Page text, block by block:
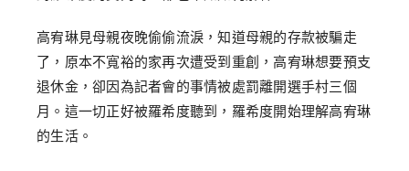
高宥琳見母親夜晚偷偷流淚，知道母親的存款被騙走
了，原本不寬裕的家再次遭受到重創，高宥琳想要預支
退休金，卻因為記者會的事情被處罰離開選手村三個
月。這一切正好被羅希度聽到，羅希度開始理解高宥琳
的生活。